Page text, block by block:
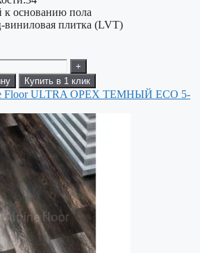
к основанию пола
виниловая плитка (LVT)
+
Купить в 1 клик